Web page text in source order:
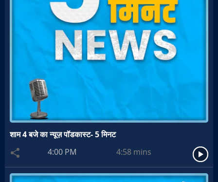
शाम 4 बजे का न्यूज़ पॉडकास्ट- 5 मिनट
4:00 PM
4:58 mins